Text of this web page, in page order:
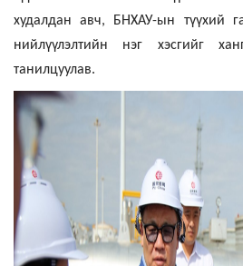
худалдан авч, БНХАУ-ын түүхий
нийлүүлэлтийн нэг хэсгийг
танилцуулав.